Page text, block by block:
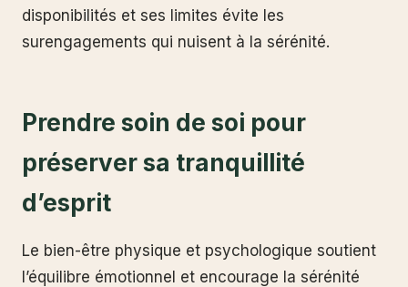
disponibilités et ses limites évite les
surengagements qui nuisent à la sérénité.
Prendre soin de soi pour
préserver sa tranquillité
d’esprit
Le bien-être physique et psychologique soutient
l’équilibre émotionnel et encourage la sérénité